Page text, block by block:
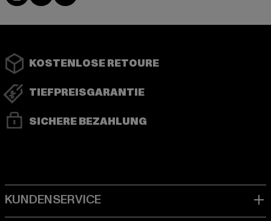
KOSTENLOSE RETOURE
TIEFPREISGARANTIE
SICHERE BEZAHLUNG